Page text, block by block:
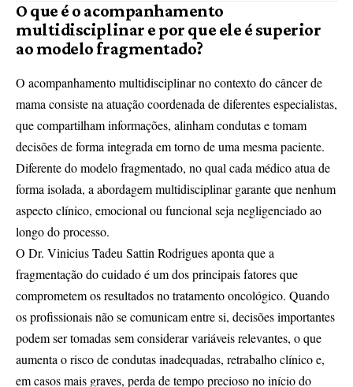
O que é o acompanhamento
multidisciplinar e por que ele é superior
ao modelo fragmentado?
O acompanhamento multidisciplinar no contexto do câncer de
mama consiste na atuação coordenada de diferentes especialistas,
que compartilham informações, alinham condutas e tomam
decisões de forma integrada em torno de uma mesma paciente.
Diferente do modelo fragmentado, no qual cada médico atua de
forma isolada, a abordagem multidisciplinar garante que nenhum
aspecto clínico, emocional ou funcional seja negligenciado ao
longo do processo.
O Dr. Vinicius Tadeu Sattin Rodrigues aponta que a
fragmentação do cuidado é um dos principais fatores que
comprometem os resultados no tratamento oncológico. Quando
os profissionais não se comunicam entre si, decisões importantes
podem ser tomadas sem considerar variáveis relevantes, o que
aumenta o risco de condutas inadequadas, retrabalho clínico e,
em casos mais graves, perda de tempo precioso no início do